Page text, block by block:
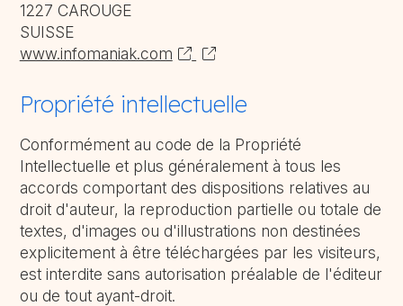
1227 CAROUGE
SUISSE
www.infomaniak.com
Propriété intellectuelle
Conformément au code de la Propriété
Intellectuelle et plus généralement à tous les
accords comportant des dispositions relatives au
droit d'auteur, la reproduction partielle ou totale de
textes, d'images ou d'illustrations non destinées
explicitement à être téléchargées par les visiteurs,
est interdite sans autorisation préalable de l'éditeur
ou de tout ayant-droit.